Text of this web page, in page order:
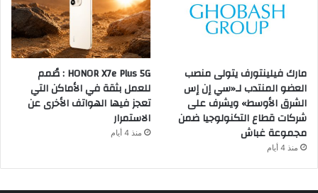
مارك فيلينتورف يتولى منصب
العضو المنتدب لـ«سي إن إس
الشرق الأوسط» ويشرف على
شركات قطاع التكنولوجيا ضمن
مجموعة غباش
منذ 4 أيام
HONOR X7e Plus 5G : صُمم
للعمل بثقة في الأماكن التي
تعجز فيها الهواتف الأخرى عن
الاستمرار
منذ 4 أيام